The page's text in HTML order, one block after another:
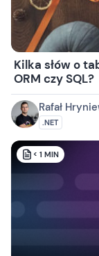
Kilka słów o
ORM czy SQL?
Rafał
.NET
< 1 MIN